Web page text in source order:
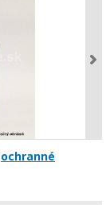
ochranné